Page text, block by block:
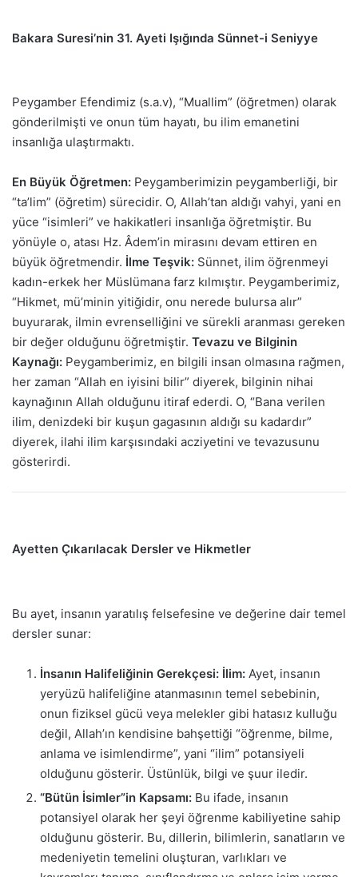
Bakara Suresi’nin 31. Ayeti Işığında Sünnet-i Seniyye
Peygamber Efendimiz (s.a.v), “Muallim” (öğretmen) olarak
gönderilmişti ve onun tüm hayatı, bu ilim emanetini
insanlığa ulaştırmaktı.
En Büyük Öğretmen: Peygamberimizin peygamberliği, bir
“ta’lim” (öğretim) sürecidir. O, Allah’tan aldığı vahyi, yani en
yüce “isimleri” ve hakikatleri insanlığa öğretmiştir. Bu
yönüyle o, atası Hz. Âdem’in mirasını devam ettiren en
büyük öğretmendir. İlme Teşvik: Sünnet, ilim öğrenmeyi
kadın-erkek her Müslümana farz kılmıştır. Peygamberimiz,
“Hikmet, mü’minin yitiğidir, onu nerede bulursa alır”
buyurarak, ilmin evrenselliğini ve sürekli aranması gereken
bir değer olduğunu öğretmiştir. Tevazu ve Bilginin
Kaynağı: Peygamberimiz, en bilgili insan olmasına rağmen,
her zaman “Allah en iyisini bilir” diyerek, bilginin nihai
kaynağının Allah olduğunu itiraf ederdi. O, “Bana verilen
ilim, denizdeki bir kuşun gagasının aldığı su kadardır”
diyerek, ilahi ilim karşısındaki acziyetini ve tevazusunu
gösterirdi.
Ayetten Çıkarılacak Dersler ve Hikmetler
Bu ayet, insanın yaratılış felsefesine ve değerine dair temel
dersler sunar:
İnsanın Halifeliğinin Gerekçesi: İlim: Ayet, insanın
yeryüzü halifeliğine atanmasının temel sebebinin,
onun fiziksel gücü veya melekler gibi hatasız kulluğu
değil, Allah’ın kendisine bahşettiği “öğrenme, bilme,
anlama ve isimlendirme”, yani “ilim” potansiyeli
olduğunu gösterir. Üstünlük, bilgi ve şuur iledir.
“Bütün İsimler”in Kapsamı: Bu ifade, insanın
potansiyel olarak her şeyi öğrenme kabiliyetine sahip
olduğunu gösterir. Bu, dillerin, bilimlerin, sanatların ve
medeniyetin temelini oluşturan, varlıkları ve